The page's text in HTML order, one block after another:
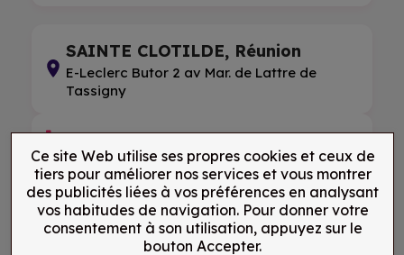
SAINTE CLOTILDE, Réunion
E-Leclerc Butor 2 av Mar. de Lattre de
Tassigny
+262 262 21 99 25
LE TAMPON, Réunion
E-Leclerc Centre 165 route Hubert Delisle
Ce site Web utilise ses propres cookies et ceux de
tiers pour améliorer nos services et vous montrer
des publicités liées à vos préférences en analysant
vos habitudes de navigation. Pour donner votre
consentement à son utilisation, appuyez sur le
bouton Accepter.